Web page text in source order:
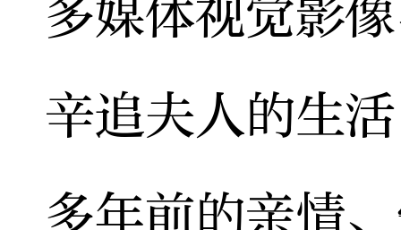
多媒体视觉影
辛追夫人的生
多年前的亲情